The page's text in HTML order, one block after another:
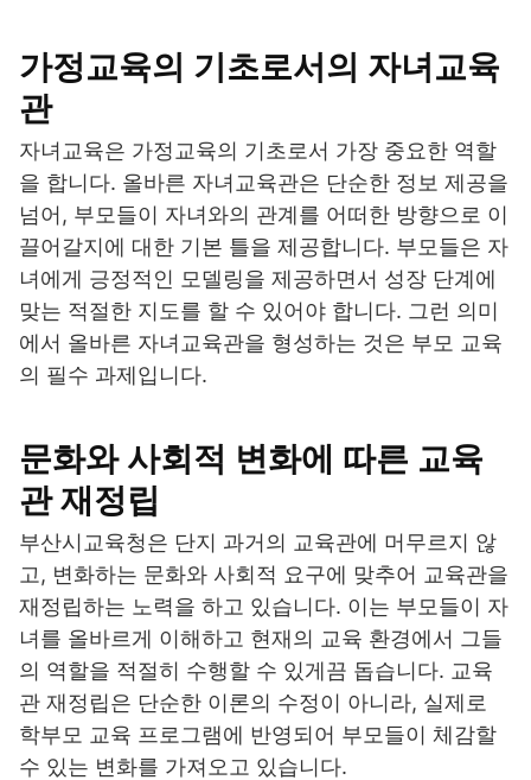
가정교육의 기초로서의 자녀교육
관
자녀교육은 가정교육의 기초로서 가장 중요한 역할
을 합니다. 올바른 자녀교육관은 단순한 정보 제공을
넘어, 부모들이 자녀와의 관계를 어떠한 방향으로 이
끌어갈지에 대한 기본 틀을 제공합니다. 부모들은 자
녀에게 긍정적인 모델링을 제공하면서 성장 단계에
맞는 적절한 지도를 할 수 있어야 합니다. 그런 의미
에서 올바른 자녀교육관을 형성하는 것은 부모 교육
의 필수 과제입니다.
문화와 사회적 변화에 따른 교육
관 재정립
부산시교육청은 단지 과거의 교육관에 머무르지 않
고, 변화하는 문화와 사회적 요구에 맞추어 교육관을
재정립하는 노력을 하고 있습니다. 이는 부모들이 자
녀를 올바르게 이해하고 현재의 교육 환경에서 그들
의 역할을 적절히 수행할 수 있게끔 돕습니다. 교육
관 재정립은 단순한 이론의 수정이 아니라, 실제로
학부모 교육 프로그램에 반영되어 부모들이 체감할
수 있는 변화를 가져오고 있습니다.